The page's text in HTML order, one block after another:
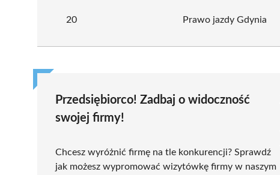
20 Prawo jazdy Gdynia
Przedsiębiorco! Zadbaj o widoczność
swojej firmy!
Chcesz wyróżnić firmę na tle konkurencji? Sprawdź
jak możesz wypromować wizytówkę firmy w naszym